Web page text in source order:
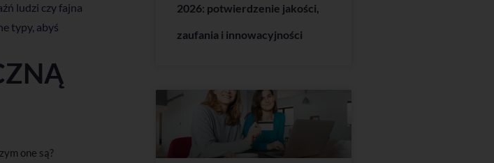
ludzi czy fajna
typy, abyś
one są?
2026: potwierdzenie jakości,
zaufania i innowacyjności